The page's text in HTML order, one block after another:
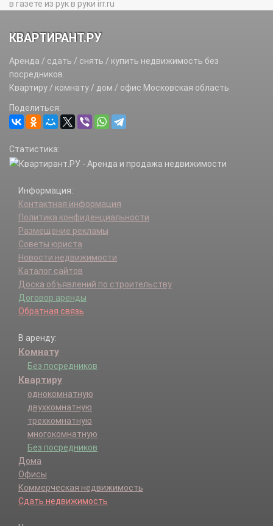
в газете из рук в руки irr.ru
КВАРТИРАНТ.РУ
Аренда / сдать / снять / купить недвижимость без
посредников.
Квартиру / комнату / дом / офис Московская область
Поделиться:
Статистика:
Информация:
Контактная информация
Политика конфиденциальности
Размещение рекламы
Советы юриста
Новости недвижимости
Каталог сайтов
Доска объявлений по строительству
Договор аренды
Обратная связь
В аренду:
Комнату
Без посредников
Квартиру
однокомнатную
двухкомнатную
трехкомнатную
многокомнатную
Без посредников
Дома
Офисы
Коммерческая недвижимость
Сдать недвижимость